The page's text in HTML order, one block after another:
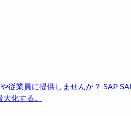
従業員に提供しませんか？ SAP
化する。